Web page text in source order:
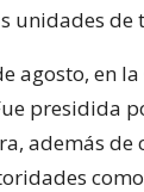
unidades
agosto, en
presidida
además de